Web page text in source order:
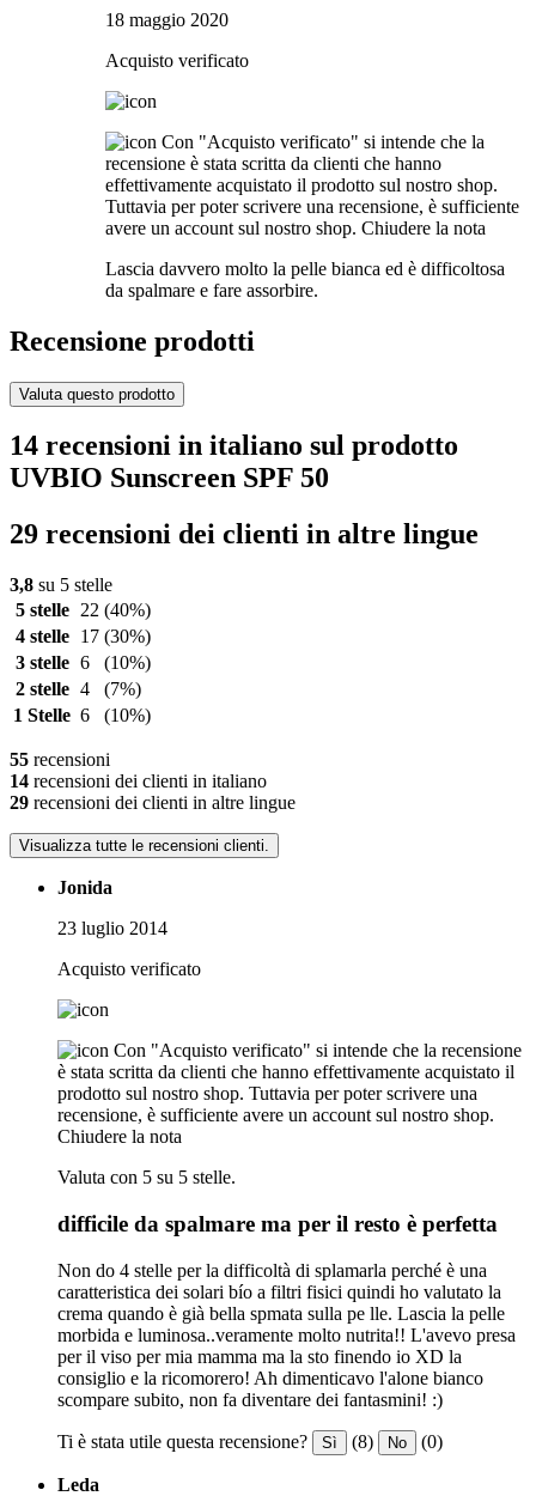
18 maggio 2020
Acquisto verificato
Con "Acquisto verificato" si intende che la
recensione è stata scritta da clienti che hanno
effettivamente acquistato il prodotto sul nostro shop.
Tuttavia per poter scrivere una recensione, è sufficiente
avere un account sul nostro shop. Chiudere la nota
Lascia davvero molto la pelle bianca ed è difficoltosa
da spalmare e fare assorbire.
Recensione prodotti
Valuta questo prodotto
14 recensioni in italiano sul prodotto
UVBIO Sunscreen SPF 50
29 recensioni dei clienti in altre lingue
3,8 su 5 stelle
5 stelle
22 (40%)
4 stelle
17 (30%)
3 stelle 6
(10%)
2 stelle 4
(7%)
1 Stelle 6 (10%)
55 recensioni
14 recensioni dei clienti in italiano
29 recensioni dei clienti in altre lingue
Visualizza tutte le recensioni clienti.
Jonida
23 luglio 2014
Acquisto verificato
Con "Acquisto verificato" si intende che la recensione
è stata scritta da clienti che hanno effettivamente acquistato il
prodotto sul nostro shop. Tuttavia per poter scrivere una
recensione, è sufficiente avere un account sul nostro shop.
Chiudere la nota
Valuta con 5 su 5 stelle.
difficile da spalmare ma per il resto è perfetta
Non do 4 stelle per la difficoltà di splamarla perché è una
caratteristica dei solari bío a filtri fisici quindi ho valutato la
crema quando è già bella spmata sulla pe lle. Lascia la pelle
morbida e luminosa..veramente molto nutrita!! L'avevo presa
per il viso per mia mamma ma la sto finendo io XD la
consiglio e la ricomorero! Ah dimenticavo l'alone bianco
scompare subito, non fa diventare dei fantasmini! :)
Ti è stata utile questa recensione? Sì (8) No (0)
Leda